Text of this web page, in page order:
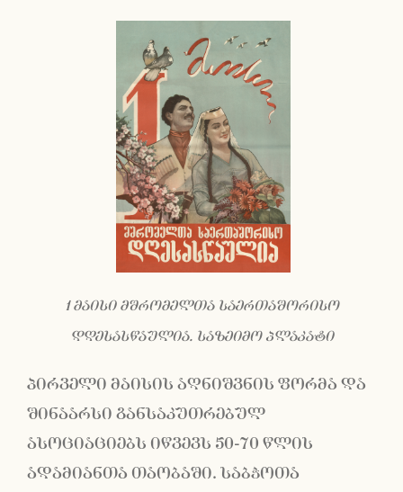
1 მაისი მშრომელთა საერთაშორისო
დღესასწაულია. საზეიმო პლაკატი
პირველი მაისის აღნიშვნის ფორმა და
შინაარსი განსაკუთრებულ
ასოციაციებს იწვევს 50-70 წლის
ადამიანთა თაობაში. საბჭოთა